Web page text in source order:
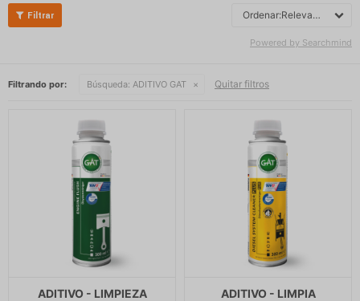
Relevancia
Powered by Searchmind
Filtrando por: Búsqueda: ADITIVO GAT Quitar filtros
ADITIVO - LIMPIEZA
ADITIVO - LIMPIA